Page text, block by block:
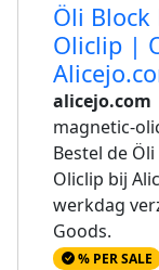
Öli Block
Oliclip |
alicejo.com
magnetic-
Bestel de
Oliclip bij
werkdag
Goods.
% PER SALE